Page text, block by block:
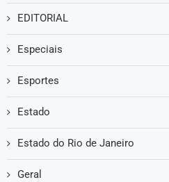
EDITORIAL
Especiais
Esportes
Estado
Estado do Rio de Janeiro
Geral